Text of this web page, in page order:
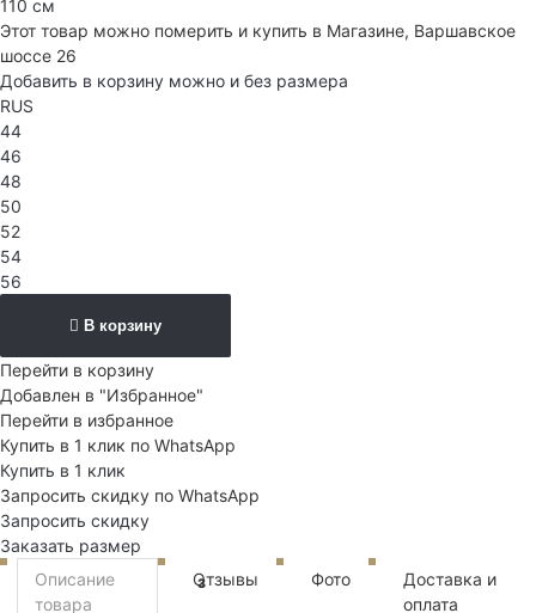
110 см
Этот товар можно померить и купить в Магазине, Варшавское
шоссе 26
Добавить в корзину можно и без размера
RUS
44
46
48
50
52
54
56
В корзину
Перейти в корзину
Добавлен в "Избранное"
Перейти в избранное
Купить в 1 клик по WhatsApp
Купить в 1 клик
Запросить скидку по WhatsApp
Запросить скидку
Заказать размер
Описание
товара
Отзывы
3 Фото
Доставка и
оплата